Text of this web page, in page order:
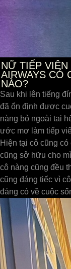
NỮ TIẾP VIÊN
AIRWAYS CÓ
NÀO?
Sau khi lên tiếng
đã ổn định được
nàng bỏ ngoài tai
ước mơ làm tiếp
Hiện tại cô cũng
cũng sở hữu cho
cô nàng cũng đều
cũng đáng tiếc vì
đáng có về cuộc